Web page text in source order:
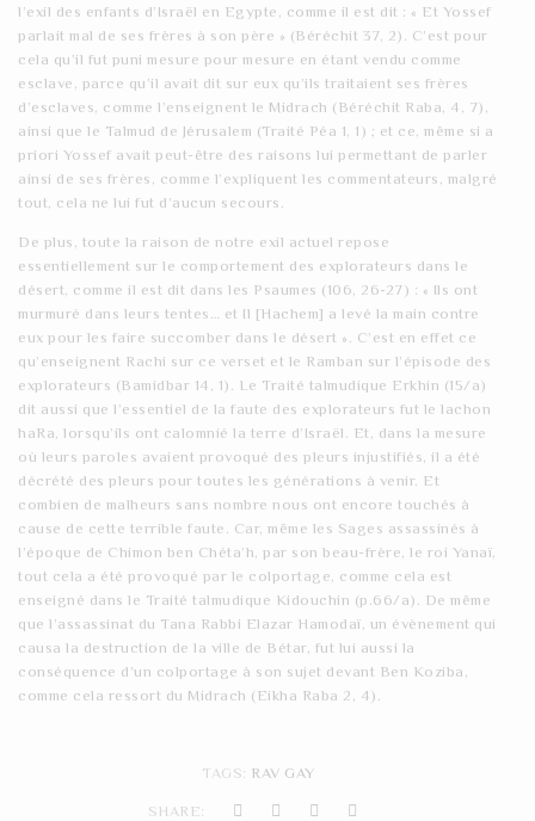
l’exil des enfants d’Israël en Egypte, comme il est dit : « Et Yossef
parlait mal de ses frères à son père » (Béréchit 37, 2). C’est pour
cela qu’il fut puni mesure pour mesure en étant vendu comme
esclave, parce qu’il avait dit sur eux qu’ils traitaient ses frères
d’esclaves, comme l’enseignent le Midrach (Béréchit Raba, 4, 7),
ainsi que le Talmud de Jérusalem (Traité Péa 1, 1) ; et ce, même si a
priori Yossef avait peut-être des raisons lui permettant de parler
ainsi de ses frères, comme l’expliquent les commentateurs, malgré
tout, cela ne lui fut d’aucun secours.
De plus, toute la raison de notre exil actuel repose
essentiellement sur le comportement des explorateurs dans le
désert, comme il est dit dans les Psaumes (106, 26-27) : « Ils ont
murmuré dans leurs tentes… et Il [Hachem] a levé la main contre
eux pour les faire succomber dans le désert ». C’est en effet ce
qu’enseignent Rachi sur ce verset et le Ramban sur l’épisode des
explorateurs (Bamidbar 14, 1). Le Traité talmudique Erkhin (15/a)
dit aussi que l’essentiel de la faute des explorateurs fut le lachon
haRa, lorsqu’ils ont calomnié la terre d’Israël. Et, dans la mesure
où leurs paroles avaient provoqué des pleurs injustifiés, il a été
décrété des pleurs pour toutes les générations à venir. Et
combien de malheurs sans nombre nous ont encore touchés à
cause de cette terrible faute. Car, même les Sages assassinés à
l’époque de Chimon ben Chéta’h, par son beau-frère, le roi Yanaï,
tout cela a été provoqué par le colportage, comme cela est
enseigné dans le Traité talmudique Kidouchin (p.66/a). De même
que l’assassinat du Tana Rabbi Elazar Hamodaï, un évènement qui
causa la destruction de la ville de Bétar, fut lui aussi la
conséquence d’un colportage à son sujet devant Ben Koziba,
comme cela ressort du Midrach (Eikha Raba 2, 4).
TAGS: RAV GAY
SHARE: